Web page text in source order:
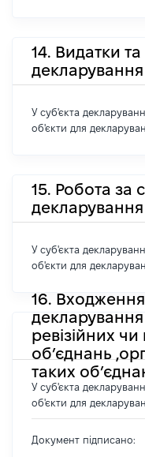
14. Видатки
декларування
У суб'єкта
об'єкти для
15. Робота за
декларування
У суб'єкта
об'єкти для
16. Входження
ревізійних
об’єднань
таких
У суб'єкта
об'єкти для
Документ підписано: